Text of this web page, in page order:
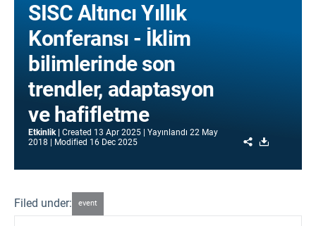
SISC Altıncı Yıllık
Konferansı - İklim
bilimlerinde son
trendler, adaptasyon
ve hafifletme
Etkinlik Created 13 Apr 2025 Yayınlandı 22 May
2018
Modified 16 Dec 2025 Share
Filed under: event